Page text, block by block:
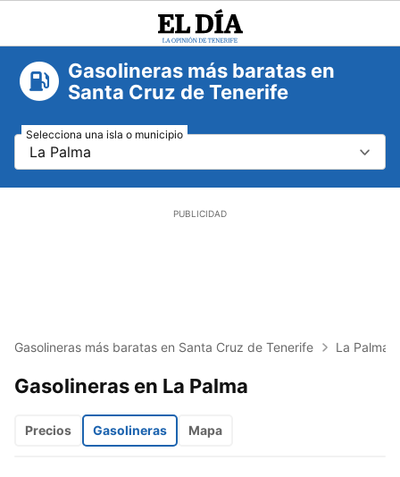
Día
Gasolineras más baratas en
Santa Cruz de Tenerife
La Palma
Selecciona una isla o municipio
Gasolineras más baratas en Santa Cruz de Tenerife La Palma
Gasolineras en La Palma
Precios Gasolineras Mapa